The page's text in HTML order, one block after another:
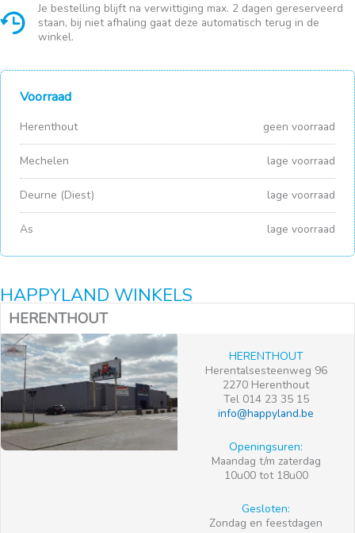
Je bestelling blijft na verwittiging max. 2 dagen gereserveerd
staan, bij niet afhaling gaat deze automatisch terug in de
winkel.
Voorraad
Herenthout geen voorraad
Mechelen lage voorraad
Deurne (Diest) lage voorraad
As lage voorraad
HAPPYLAND WINKELS
HERENTHOUT
HERENTHOUT
Herentalsesteenweg 96
2270 Herenthout
Tel 014 23 35 15
info@happyland.be
Openingsuren:
Maandag t/m zaterdag
10u00 tot 18u00
Gesloten:
Zondag en feestdagen